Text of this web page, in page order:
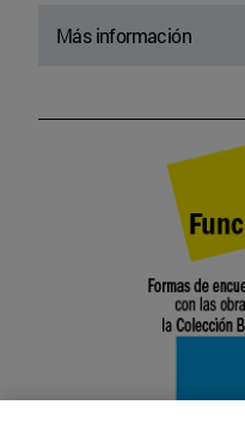
Más información